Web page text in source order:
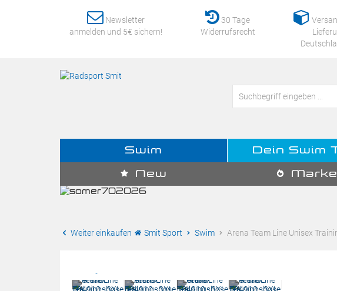
Newsletter
anmelden und 5€ sichern!
30 Tage
Widerrufsrecht
Swim Dein Swim
New
Weiter einkaufen Smit Sport Swim Arena Team Line Unisex